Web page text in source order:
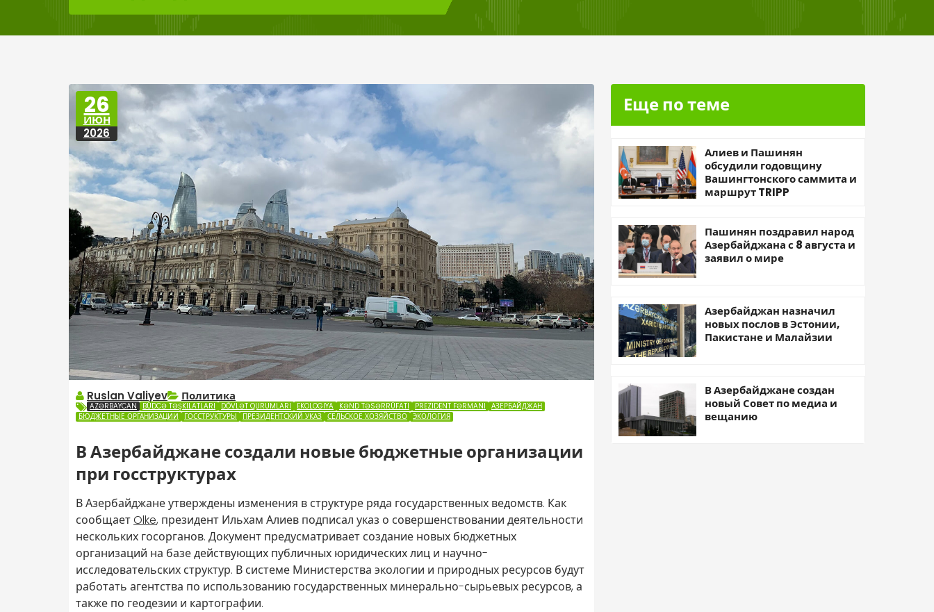
26
ИЮН
2026
Ruslan Valiyev Политика
AZƏRBAYCAN BÜDCƏ TƏŞKILATLARI DÖVLƏT QURUMLARI EKOLOGIYA KƏND TƏSƏRRÜFATI PREZIDENT FƏRMANI АЗЕРБАЙДЖАН
БЮДЖЕТНЫЕ ОРГАНИЗАЦИИ
ГОССТРУКТУРЫ ПРЕЗИДЕНТСКИЙ УКАЗ СЕЛЬСКОЕ ХОЗЯЙСТВО ЭКОЛОГИЯ
В Азербайджане создали новые бюджетные организации
при госструктурах
В Азербайджане утверждены изменения в структуре ряда государственных ведомств. Как
сообщаетOlke, президент Ильхам Алиев подписал указ о совершенствовании деятельности
нескольких госорганов. Документ предусматривает создание новых бюджетных
организаций на базе действующих публичных юридических лиц и научно-
исследовательских структур. В системе Министерства экологии и природных ресурсов будут
работать агентства по использованию государственных минерально-сырьевых ресурсов, а
также по геодезии и картографии.
Еще по теме
Алиев и Пашинян
обсудили годовщину
Вашингтонского саммита и
маршрут TRIPP
Пашинян поздравил народ
Азербайджана с 8 августа и
заявил о мире
Азербайджан назначил
новых послов в Эстонии,
Пакистане и Малайзии
В Азербайджане создан
новый Совет по медиа и
вещанию